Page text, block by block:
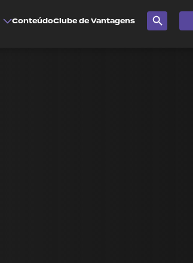
ConteúdoClube de Vantagens